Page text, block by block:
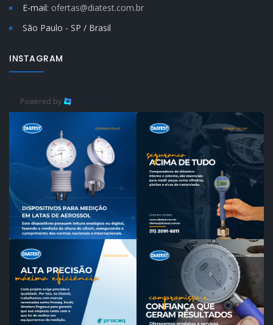
E-mail: ofertas@diatest.com.br
São Paulo - SP / Brasil
INSTAGRAM
Powered by